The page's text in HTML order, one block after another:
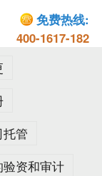
免费热线:
400-1617-182
托管
验资和审计